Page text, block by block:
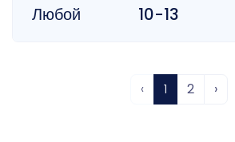
Любой 10-13
‹ 1 2 ›